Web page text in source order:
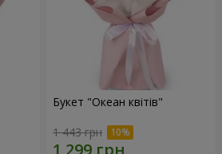
Букет "Океан квітів"
1 443 грн